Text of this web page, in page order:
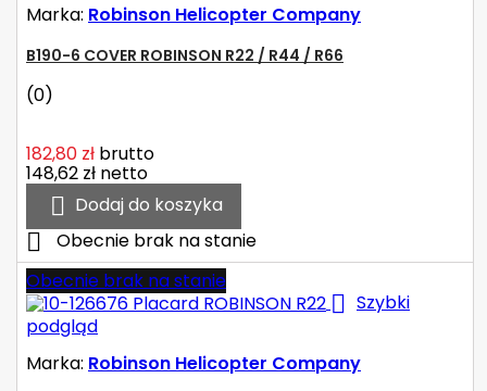
Marka: Robinson Helicopter Company
B190-6 COVER ROBINSON R22 / R44 / R66
(0)
182,80 zł brutto
148,62 zł netto
 Dodaj do koszyka

Obecnie brak na stanie
Obecnie brak na stanie
 Szybki
podgląd
Marka: Robinson Helicopter Company